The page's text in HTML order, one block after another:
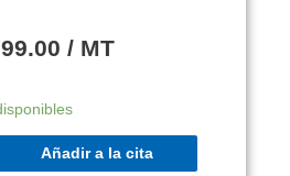
/ MT
Añadir a la cita